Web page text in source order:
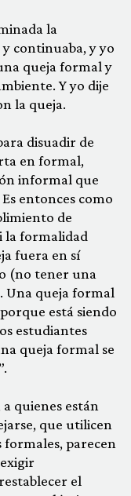
la
continuaba, y yo
queja formal y
Y yo dije
la queja.
disuadir de
en formal,
informal que
entonces como
de
la formalidad
fuera en sí
(no tener una
Una queja formal
está siendo
estudiantes
queja formal se
quienes están
que utilicen
parecen
el